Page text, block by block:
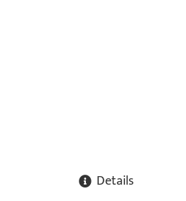
Details